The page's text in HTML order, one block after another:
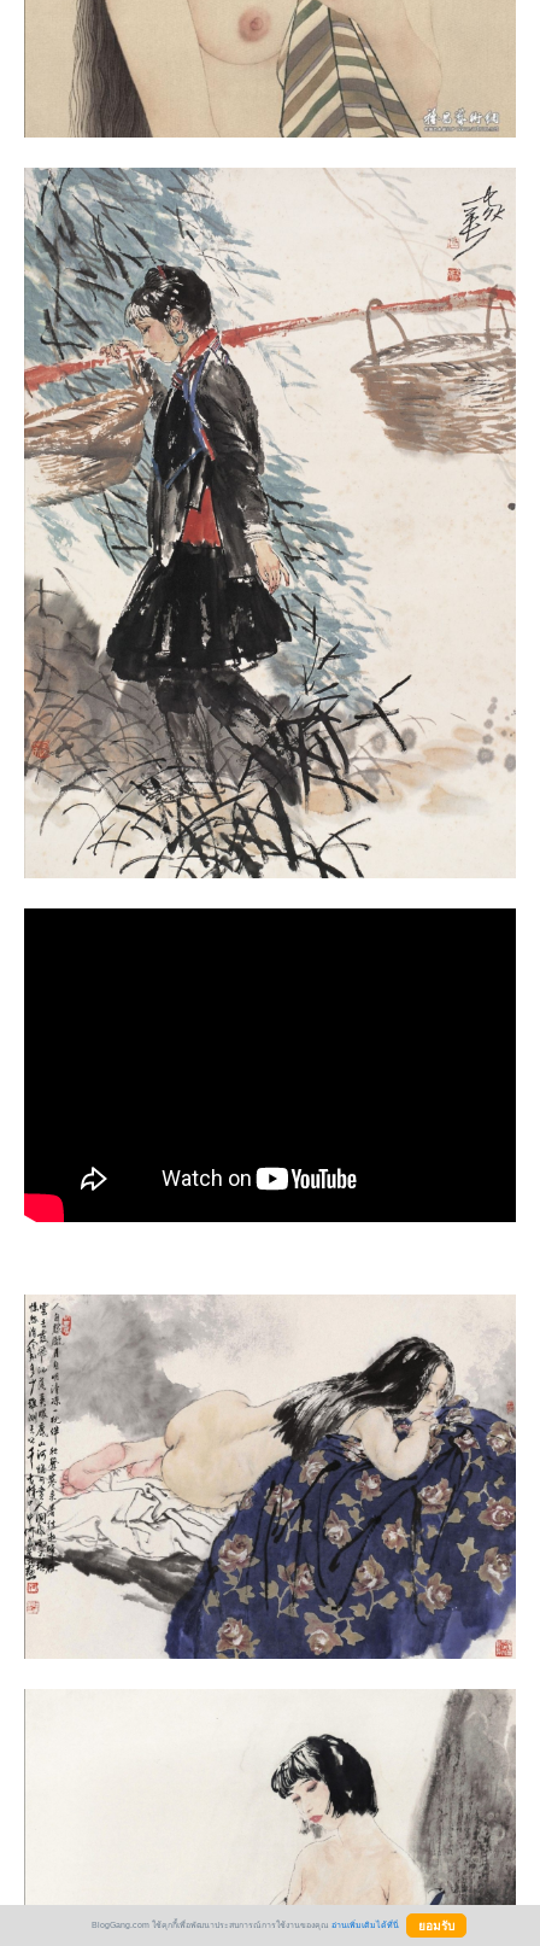
BlogGang.com ใช้คุกกี้เพื่อพัฒนาประสบการณ์การใช้งานของคุณ อ่านเพิ่มเติมได้ที่นี่